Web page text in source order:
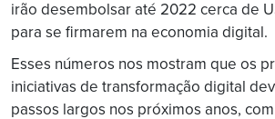
irão desembolsar até 2022 cerca de
para se firmarem na economia digital.
Esses números nos mostram que os
iniciativas de transformação digital
passos largos nos próximos anos,